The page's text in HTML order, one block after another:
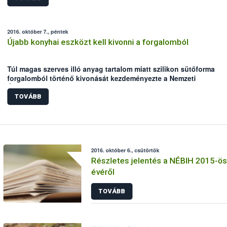
vásárlók könnyen tejmentesnek tarthatják azt. A csokoládé
2016. október 7., péntek
Újabb konyhai eszközt kell kivonni a forgalomból
Túl magas szerves illó anyag tartalom miatt szilikon sütőforma
forgalomból történő kivonását kezdeményezte a Nemzeti
Élelmiszerlánc-biztonsági Hivatal.
TOVÁBB
2016. október 6., csütörtök
Részletes jelentés a NÉBIH 2015-ös
évéről
TOVÁBB